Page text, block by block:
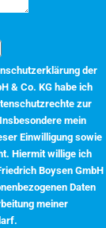
der
& Co. KG habe ich
zur
mein
Einwilligung sowie
Hiermit willige ich
Boysen GmbH
Daten
meiner